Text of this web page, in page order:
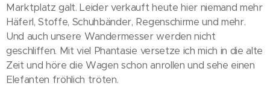
Marktplatz galt. Leider verkauft heute hier niemand mehr
Häferl, Stoffe, Schuhbänder, Regenschirme und mehr.
Und auch unsere Wandermesser werden nicht
geschliffen. Mit viel Phantasie versetze ich mich in die alte
Zeit und höre die Wagen schon anrollen und sehe einen
Elefanten fröhlich tröten.